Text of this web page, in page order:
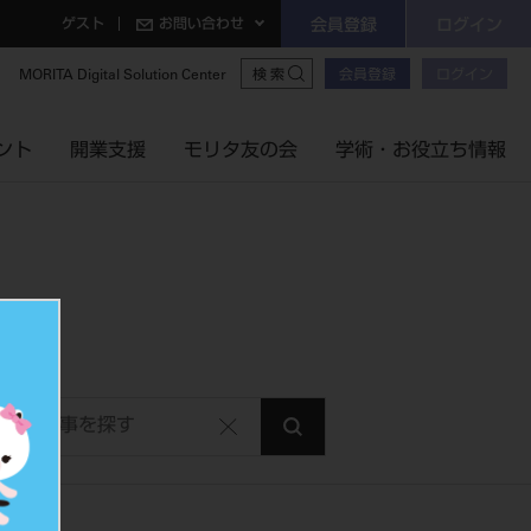
ゲスト お問い合わせ 会員登録
MORITA Digital Solution Center 検索 会員登録
ト 開業支援 モリタ友の会 学術・お役立ち情報